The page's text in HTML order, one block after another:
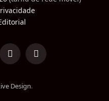
InstagramTikTok
Design.